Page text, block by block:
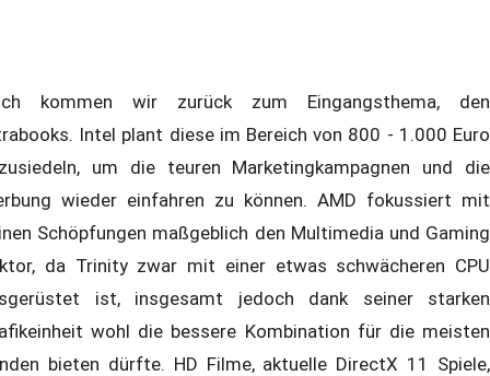
kommen wir zurück zum Eingangsthema, den
Intel plant diese im Bereich von 800 - 1.000 Euro
um die teuren Marketingkampagnen und die
wieder einfahren zu können. AMD fokussiert mit
Schöpfungen maßgeblich den Multimedia und Gaming
da Trinity zwar mit einer etwas schwächeren CPU
ist, insgesamt jedoch dank seiner starken
wohl die bessere Kombination für die meisten
bieten dürfte. HD Filme, aktuelle DirectX 11 Spiele,